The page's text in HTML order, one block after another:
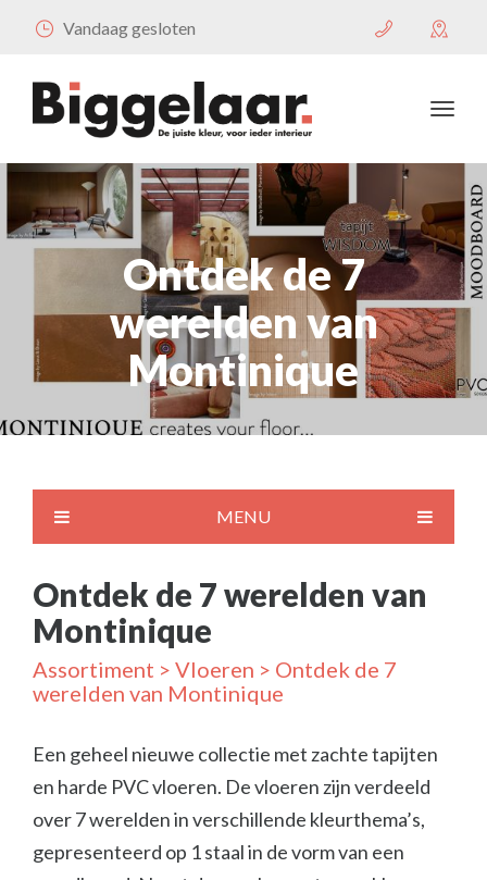
Vandaag gesloten
Ontdek de 7
werelden van
Montinique
MENU
Ontdek de 7 werelden van
Montinique
Assortiment > Vloeren > Ontdek de 7
werelden van Montinique
Een geheel nieuwe collectie met zachte tapijten
en harde PVC vloeren. De vloeren zijn verdeeld
over 7 werelden in verschillende kleurthema’s,
gepresenteerd op 1 staal in de vorm van een